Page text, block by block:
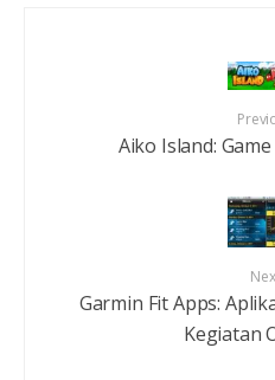
Aiko Island:
Garmin Fit Apps:
Kegiatan